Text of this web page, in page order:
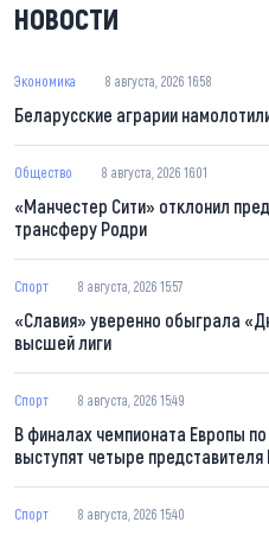
НОВОСТИ
Экономика 8 августа, 2026 16:58
Беларусские аграрии
Общество 8 августа, 2026 16:01
«Манчестер Сити» отклонил
трансферу Родри
Спорт 8 августа, 2026 15:57
«Славия» уверенно обыграла
высшей лиги
Спорт 8 августа, 2026 15:49
В финалах чемпионата Европы
выступят четыре представителя
Спорт 8 августа, 2026 15:40